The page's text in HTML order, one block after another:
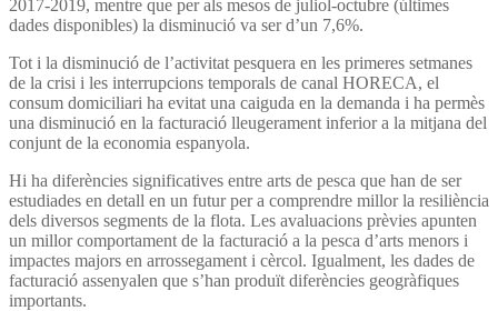
2017-2019, mentre que per als mesos de juliol-octubre (últimes
dades disponibles) la disminució va ser d’un 7,6%.
Tot i la disminució de l’activitat pesquera en les primeres setmanes
de la crisi i les interrupcions temporals de canal HORECA, el
consum domiciliari ha evitat una caiguda en la demanda i ha permès
una disminució en la facturació lleugerament inferior a la mitjana del
conjunt de la economia espanyola.
Hi ha diferències significatives entre arts de pesca que han de ser
estudiades en detall en un futur per a comprendre millor la resiliència
dels diversos segments de la flota. Les avaluacions prèvies apunten
un millor comportament de la facturació a la pesca d’arts menors i
impactes majors en arrossegament i cèrcol. Igualment, les dades de
facturació assenyalen que s’han produït diferències geogràfiques
importants.